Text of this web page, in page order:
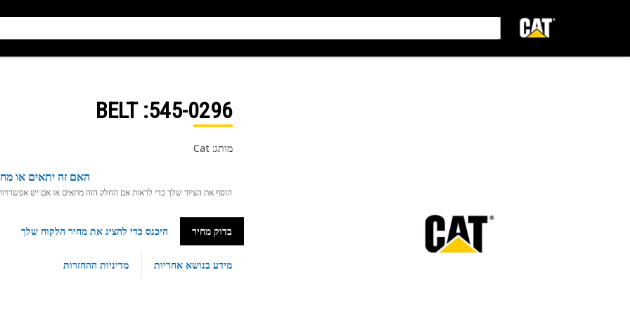
545-0296
: BELT
מותג: Cat
האם זה יתאים או
הוסף את הציוד שלך כדי לראות אם החלק הזה מתאים או אם יש אפשרויות
בדוק מחיר היכנס כדי להציג את מחיר הלקוח שלך
מידע בנושא אחריות מדיניות ההחזרות